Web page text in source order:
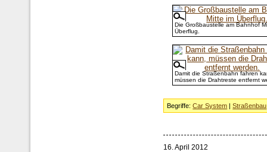
Die Großbaustelle am Bahnhof
Überflug.
Damit die Straßenbahn fahren
müssen die Drahtreste entfernt
Begriffe:Car System |Straßenbau
16. April 2012